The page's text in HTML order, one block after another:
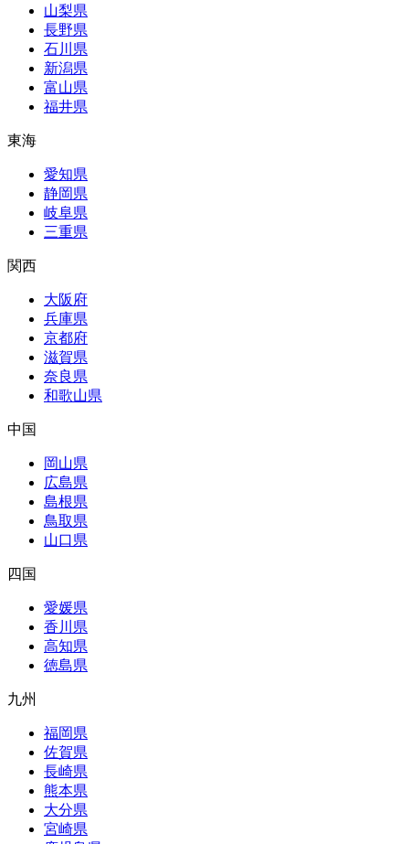
山梨県
長野県
石川県
新潟県
富山県
福井県
東海
愛知県
静岡県
岐阜県
三重県
関西
大阪府
兵庫県
京都府
滋賀県
奈良県
和歌山県
中国
岡山県
広島県
島根県
鳥取県
山口県
四国
愛媛県
香川県
高知県
徳島県
九州
福岡県
佐賀県
長崎県
熊本県
大分県
宮崎県